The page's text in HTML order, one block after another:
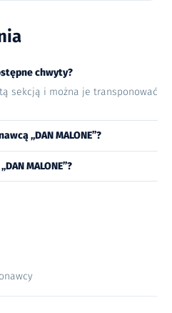
chwyty?
sekcją i można je transponować
„DAN MALONE”?
MALONE”?